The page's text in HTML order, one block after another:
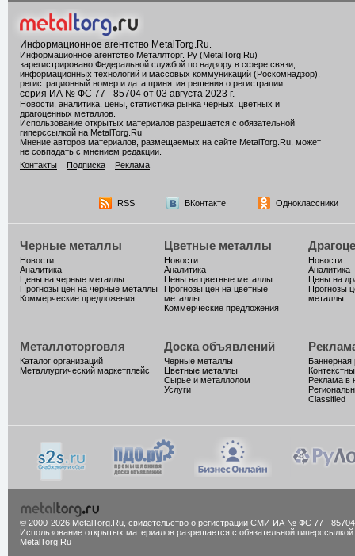
Информационное агентство MetalTorg.Ru
Информационное агентство Металлторг. Ру (MetalTorg.Ru)
зарегистрировано Федеральной службой по надзору в сфере связи,
информационных технологий и массовых коммуникаций (Роскомнадзор),
регистрационный номер и дата принятия решения о регистрации:
серия ИА № ФС 77 - 85704 от 03 августа 2023 г.
Новости, аналитика, цены, статистика рынка черных, цветных и
драгоценных металлов.
Использование открытых материалов разрешается с обязательной
гиперссылкой на MetalTorg.Ru
Мнение авторов материалов, размещаемых на сайте MetalTorg.Ru, может
не совпадать с мнением редакции.
Контакты
Подписка Реклама
RSS ВКонтакте Одноклассники
Черные металлы
Новости
Аналитика
Цены на черные металлы
Прогнозы цен на черные металлы
Коммерческие предложения
Цветные металлы
Новости
Аналитика
Цены на цветные металлы
Прогнозы цен на цветные
металлы
Коммерческие предложения
Новости
Аналитика
Цены на
Прогнозы
металлы
Металлоторговля
Каталог организаций
Металлургический маркетплейс
Доска объявлений
Черные металлы
Цветные металлы
Сырье и металлолом
Услуги
Баннерная
Реклама в
Classified
© 2000-2026 MetalTorg.Ru, cвидетельство о регистрации СМИ ИА № ФС 77 - 85704
Использование открытых материалов разрешается с обязательной гиперссылкой
MetalTorg.Ru